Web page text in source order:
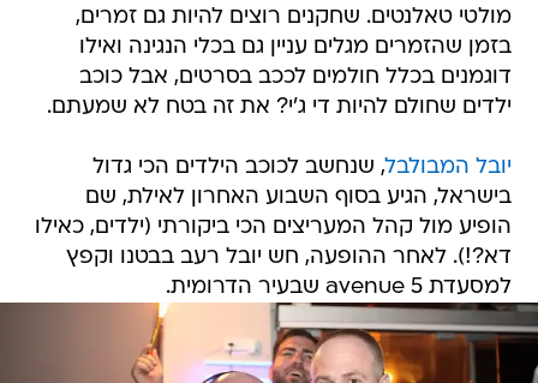
מולטי טאלנטים. שחקנים רוצים להיות גם זמרים,
בזמן שהזמרים מגלים עניין גם בכלי הנגינה ואילו
דוגמנים בכלל חולמים לככב בסרטים, אבל כוכב
ילדים שחולם להיות די ג'י? את זה בטח לא שמעתם.
יובל המבולבל, שנחשב לכוכב הילדים הכי גדול
בישראל, הגיע בסוף השבוע האחרון לאילת, שם
הופיע מול קהל המעריצים הכי ביקורתי (ילדים, כאילו
דא?!). לאחר ההופעה, חש יובל רעב בבטנו וקפץ
למסעדת avenue 5 שבעיר הדרומית.